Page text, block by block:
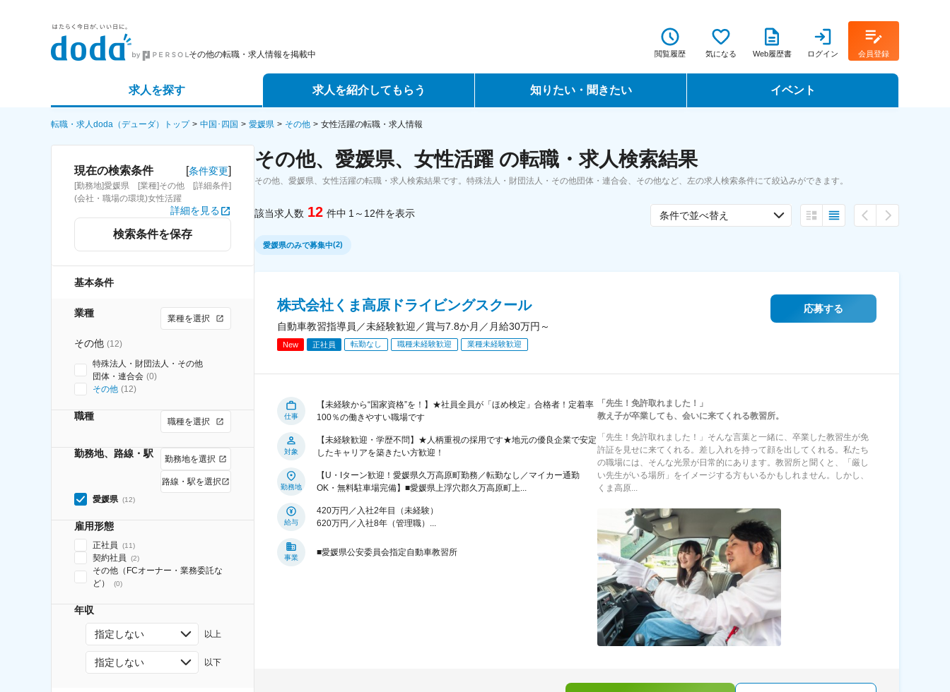
その他の転職・求人情報を掲載中 閲覧履歴 気になる Web履歴書 ログイン 会員登録
求人を探す
詳細条件から探す
求人特集から探す
求人を紹介してもらう
エージェントサービス
スカウトサービス
知りたい・聞きたい
データで見る転職
イベント
転職・求人doda（デューダ）トップ 中国･四国 愛媛県 その他 女性活躍の転職・求人情報
現在の検索条件 [条件変更]
[勤務地]愛媛県 [業種]その他 [詳細条件]
(会社・職場の環境)女性活躍
詳細を見る
検索条件を保存
基本条件
業種 業種を選択
その他 (12)
特殊法人・財団法人・その他
団体・連合会 (0)
その他 (12)
職種 職種を選択
勤務地、路線・駅 勤務地を選択
路線・駅を選択
愛媛県 (12)
雇用形態
正社員 (11)
契約社員 (2)
その他（FCオーナー・業務委託な
ど）
(0)
年収
指定しない 以上
指定しない 以下
その他、愛媛県、女性活躍 の転職・求人検索結果
その他、愛媛県、女性活躍の転職・求人検索結果です。特殊法人・財団法人・その他団体・連合会、その他など、左の求人検索条件にて絞込みができます。
該当求人数 12 件中 1～12件を表示 条件で並べ替え
愛媛県のみで募集中(2)
株式会社くま高原ドライビングスクール
自動車教習指導員／未経験歓迎／賞与7.8か月／月給30万円～
New 正社員 転勤なし 職種未経験歓迎 業種未経験歓迎
応募する
仕事
【未経験から“国家資格”を！】★社員全員が「ほめ検定」合格者！定着率
100％の働きやすい職場です
対象
【未経験歓迎・学歴不問】★人柄重視の採用です★地元の優良企業で安定
したキャリアを築きたい方歓迎！
勤務地
【U・Iターン歓迎！愛媛県久万高原町勤務／転勤なし／マイカー通勤
OK・無料駐車場完備】■愛媛県上浮穴郡久万高原町上...
給与
420万円／入社2年目（未経験）
620万円／入社8年（管理職）...
事業
■愛媛県公安委員会指定自動車教習所
「先生！免許取れました！」
教え子が卒業しても、会いに来てくれる教習所。
「先生！免許取れました！」そんな言葉と一緒に、卒業した教習生が免
許証を見せに来てくれる。差し入れを持って顔を出してくれる。私たち
の職場には、そんな光景が日常的にあります。教習所と聞くと、「厳し
い先生がいる場所」をイメージする方もいるかもしれません。しかし、
くま高原...